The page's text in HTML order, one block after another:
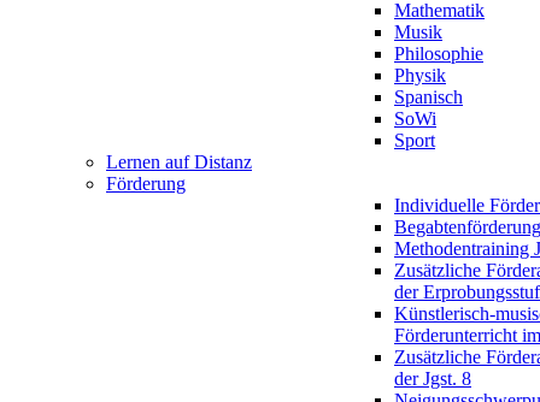
Mathematik
Musik
Philosophie
Physik
Spanisch
SoWi
Sport
Lernen auf Distanz
Förderung
Individuelle
Begabtenförderung
Methodentraining
Zusätzliche
der
Künstlerisch-
Förderunterricht
Zusätzliche
der Jgst. 8